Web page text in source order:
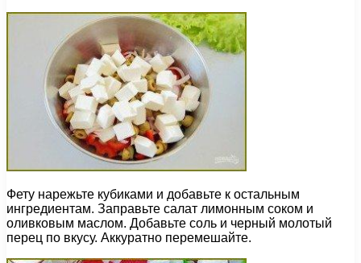
Фету нарежьте кубиками и добавьте к остальным
ингредиентам. Заправьте салат лимонным соком и
оливковым маслом. Добавьте соль и черный молотый
перец по вкусу. Аккуратно перемешайте.